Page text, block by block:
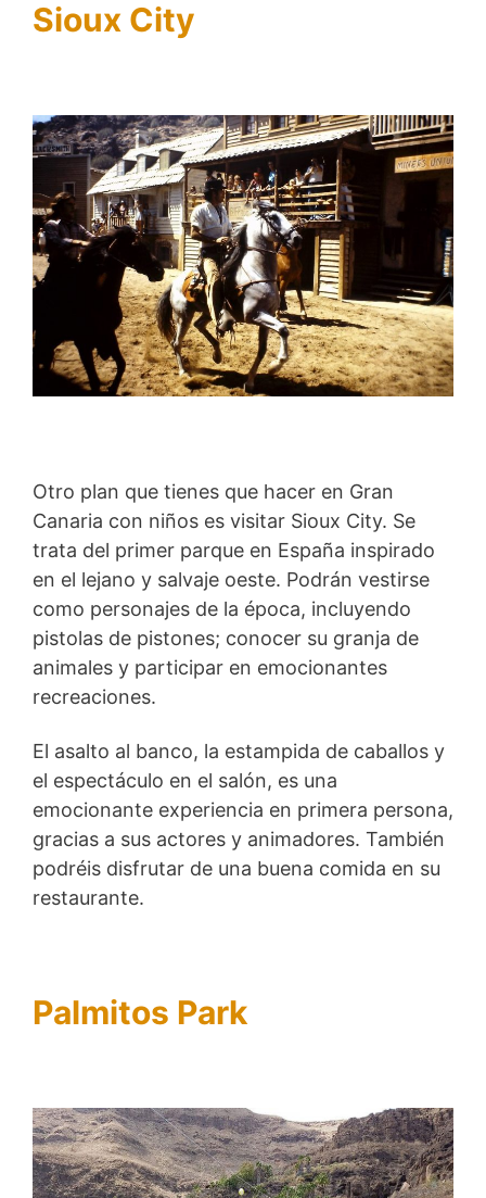
Sioux City
Otro plan que tienes que hacer en Gran
Canaria con niños es visitar Sioux City. Se
trata del primer parque en España inspirado
en el lejano y salvaje oeste. Podrán vestirse
como personajes de la época, incluyendo
pistolas de pistones; conocer su granja de
animales y participar en emocionantes
recreaciones.
El asalto al banco, la estampida de caballos y
el espectáculo en el salón, es una
emocionante experiencia en primera persona,
gracias a sus actores y animadores. También
podréis disfrutar de una buena comida en su
restaurante.
Palmitos Park